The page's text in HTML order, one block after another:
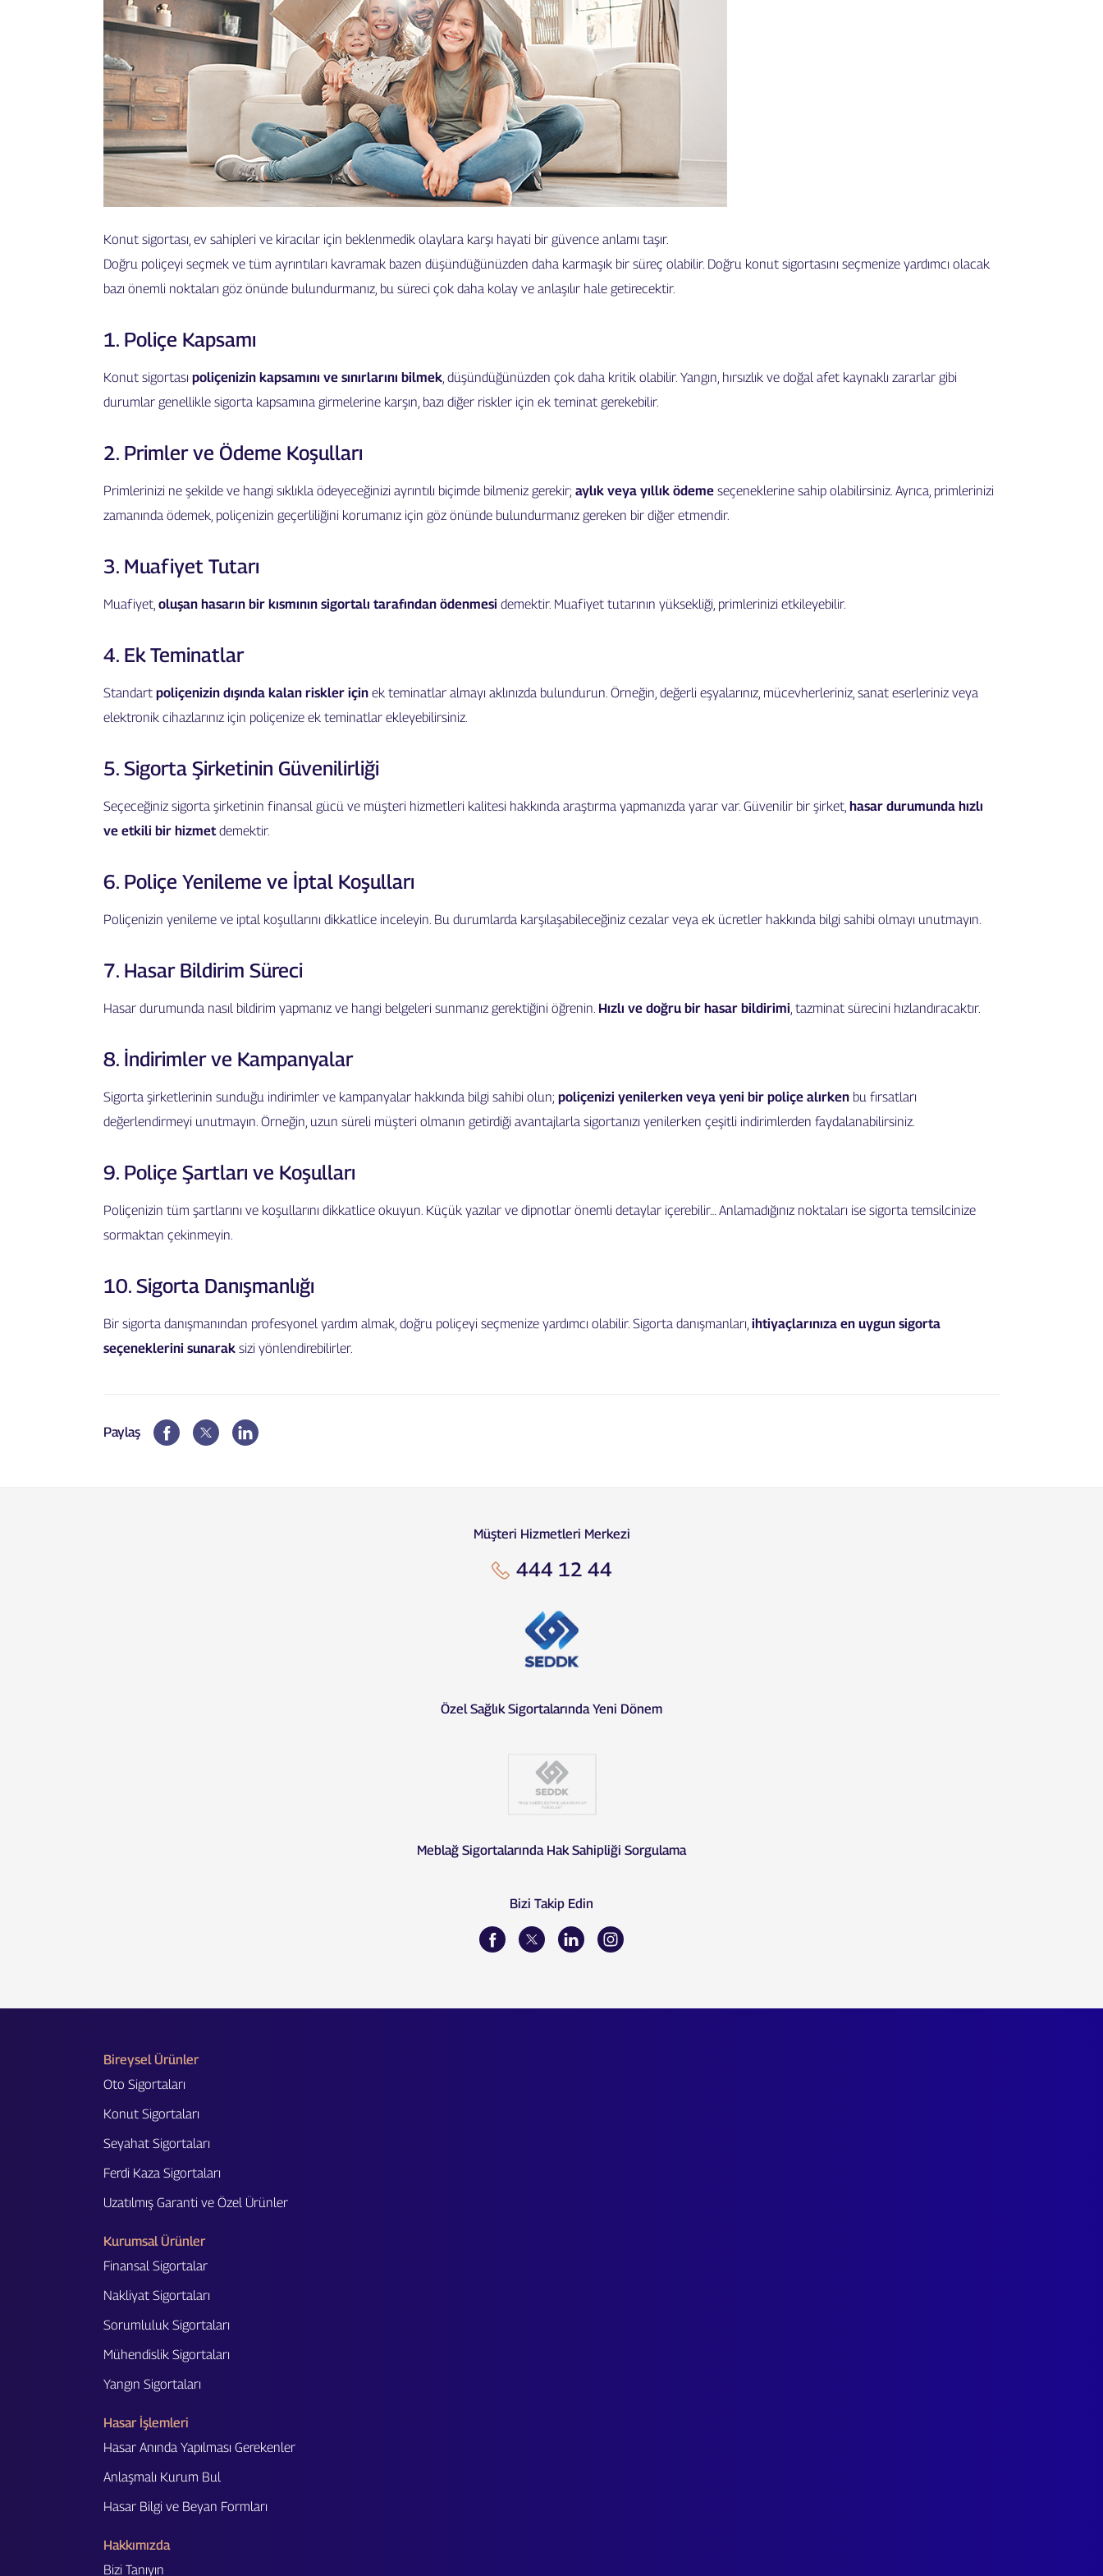
Konut sigortası, ev sahipleri ve kiracılar için beklenmedik olaylara karşı hayati bir güvence anlamı taşır.
Doğru poliçeyi seçmek ve tüm ayrıntıları kavramak bazen düşündüğünüzden daha karmaşık bir süreç olabilir. Doğru konut sigortasını seçmenize yardımcı olacak
bazı önemli noktaları göz önünde bulundurmanız, bu süreci çok daha kolay ve anlaşılır hale getirecektir.
1. Poliçe Kapsamı
Konut sigortası poliçenizin kapsamını ve sınırlarını bilmek, düşündüğünüzden çok daha kritik olabilir. Yangın, hırsızlık ve doğal afet kaynaklı zararlar gibi
durumlar genellikle sigorta kapsamına girmelerine karşın, bazı diğer riskler için ek teminat gerekebilir.
2. Primler ve Ödeme Koşulları
Primlerinizi ne şekilde ve hangi sıklıkla ödeyeceğinizi ayrıntılı biçimde bilmeniz gerekir; aylık veya yıllık ödeme seçeneklerine sahip olabilirsiniz. Ayrıca, primlerinizi
zamanında ödemek, poliçenizin geçerliliğini korumanız için göz önünde bulundurmanız gereken bir diğer etmendir.
3. Muafiyet Tutarı
Muafiyet, oluşan hasarın bir kısmının sigortalı tarafından ödenmesi demektir. Muafiyet tutarının yüksekliği, primlerinizi etkileyebilir.
4. Ek Teminatlar
Standart poliçenizin dışında kalan riskler için ek teminatlar almayı aklınızda bulundurun. Örneğin, değerli eşyalarınız, mücevherleriniz, sanat eserleriniz veya
elektronik cihazlarınız için poliçenize ek teminatlar ekleyebilirsiniz.
5. Sigorta Şirketinin Güvenilirliği
Seçeceğiniz sigorta şirketinin finansal gücü ve müşteri hizmetleri kalitesi hakkında araştırma yapmanızda yarar var. Güvenilir bir şirket, hasar durumunda hızlı
ve etkili bir hizmetdemektir.
6. Poliçe Yenileme ve İptal Koşulları
Poliçenizin yenileme ve iptal koşullarını dikkatlice inceleyin. Bu durumlarda karşılaşabileceğiniz cezalar veya ek ücretler hakkında bilgi sahibi olmayı unutmayın.
7. Hasar Bildirim Süreci
Hasar durumunda nasıl bildirim yapmanız ve hangi belgeleri sunmanız gerektiğini öğrenin. Hızlı ve doğru bir hasar bildirimi, tazminat sürecini hızlandıracaktır.
8. İndirimler ve Kampanyalar
Sigorta şirketlerinin sunduğu indirimler ve kampanyalar hakkında bilgi sahibi olun; poliçenizi yenilerken veya yeni bir poliçe alırken bu fırsatları
değerlendirmeyi unutmayın. Örneğin, uzun süreli müşteri olmanın getirdiği avantajlarla sigortanızı yenilerken çeşitli indirimlerden faydalanabilirsiniz.
9. Poliçe Şartları ve Koşulları
Poliçenizin tüm şartlarını ve koşullarını dikkatlice okuyun. Küçük yazılar ve dipnotlar önemli detaylar içerebilir… Anlamadığınız noktaları ise sigorta temsilcinize
sormaktan çekinmeyin.
10. Sigorta Danışmanlığı
Bir sigorta danışmanından profesyonel yardım almak, doğru poliçeyi seçmenize yardımcı olabilir. Sigorta danışmanları, ihtiyaçlarınıza en uygun sigorta
seçeneklerini sunarak sizi yönlendirebilirler.
Paylaş
Müşteri Hizmetleri Merkezi
444 12 44
Özel Sağlık Sigortalarında Yeni Dönem
Meblağ Sigortalarında Hak Sahipliği Sorgulama
Bizi Takip Edin
Bireysel Ürünler
Oto Sigortaları
Konut Sigortaları
Seyahat Sigortaları
Ferdi Kaza Sigortaları
Uzatılmış Garanti ve Özel Ürünler
Kurumsal Ürünler
Finansal Sigortalar
Nakliyat Sigortaları
Sorumluluk Sigortaları
Mühendislik Sigortaları
Yangın Sigortaları
Hasar İşlemleri
Hasar Anında Yapılması Gerekenler
Anlaşmalı Kurum Bul
Hasar Bilgi ve Beyan Formları
Hakkımızda
Bizi Tanıyın